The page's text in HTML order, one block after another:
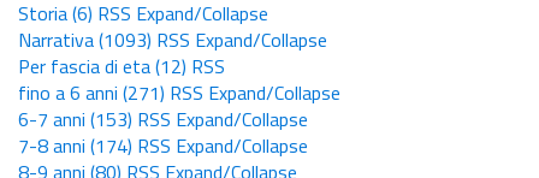
Storia(6) RSS Expand/Collapse
Narrativa(1093) RSS Expand/Collapse
Per fascia di eta(12) RSS
fino a 6 anni (271) RSS Expand/Collapse
6-7 anni (153) RSS Expand/Collapse
7-8 anni (174) RSS Expand/Collapse
8-9 anni (80) RSS Expand/Collapse